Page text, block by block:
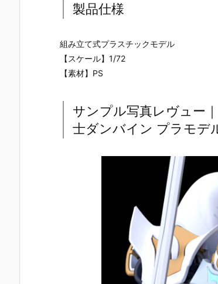
製品仕様
組み立て式プラスチックモデル
【スケール】1/72
【素材】PS
サンプル写真レヴュー
士ダンバイン プラモデ